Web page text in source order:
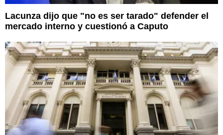
Lacunza dijo que "no es ser tarado" defender el
mercado interno y cuestionó a Caputo